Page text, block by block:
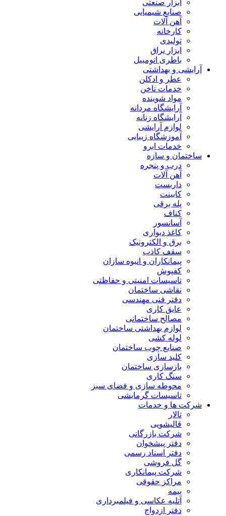
ابزار صنعتی
صنایع شیمیایی
آهن آلات
کارخانه
تولیدی
ابزار یراق
باطری اتومبیل
آرایشی و بهداشتی
عطر و ادکلن
خدمات ناخن
مواد شوینده
آرایشگاه مردانه
آرایشگاه زنانه
لوازم آرایشی
آموزشگاه زیبایی
خدمات ابرو
ساختمان و سازه
درب و پنجره
آهن آلات
داربست
کابینت
پله برقی
کناف
آسانسور
کاغذ دیواری
برق و الکترونیک
سقف کاذب
پیمانکاران و انبوه سازان
کفپوش
تاسیسات امنیتی و حفاظتی
نقاشی ساختمان
دفتر فنی مهندسی
عایق کاری
مصالح ساختمانی
لوازم بهداشتی ساختمان
لوله کشی
صنایع چوب ساختمان
کلید سازی
بازسازی ساختمان
سنگ کاری
محوطه سازی و فضای سبز
تاسیسات گرمایشی
شرکت ها و خدمات
تالار
قالیشویی
شرکت بازرگانی
دفتر پیشخوان
دفتر اسناد رسمی
گل فروشی
شرکت پیمانکاری
مراکز حقوقی
بیمه
آتلیه عکاسی و فیلمبرداری
دفتر ازدواج